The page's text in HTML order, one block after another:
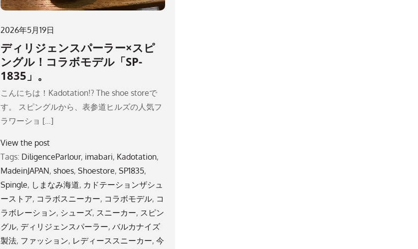
2026年5月19日
ディリジェンスパーラー×スピ
ングル！コラボモデル「SP-
1835」。
こんにちは！Kadotation!? The shoe storeで
す。 スピングルから、表参道ヒルズの人気フ
ラワーショ […]
View the post
Tags: DiligenceParlour, imabari, Kadotation,
MadeinJAPAN, shoes, Shoestore, SP1835,
Spingle, しまなみ海道, カドテーションザシュ
ーストア, コラボスニーカー, コラボモデル, コ
ラボレーション, シューズ, スニーカー, スピン
グル, ディリジェンスパーラー, バルカナイズ
製法, ファッション, レディーススニーカー, 今